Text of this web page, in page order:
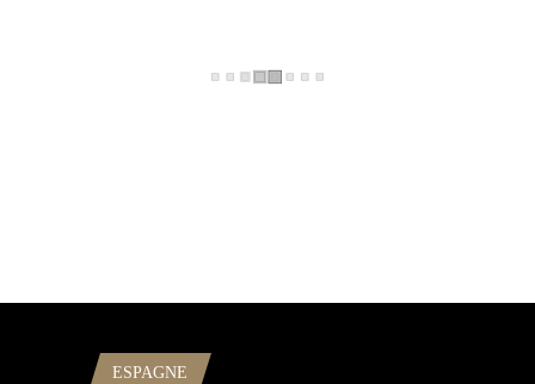
ESPAGNE